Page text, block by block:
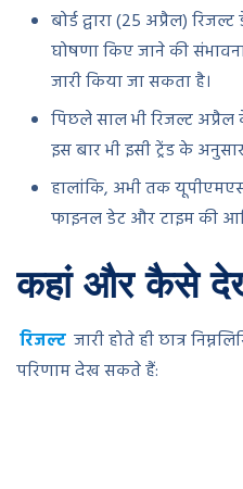
बोर्ड द्वारा (25 अप्रैल)
घोषणा किए जाने की
जारी किया जा सकता है।
पिछले साल भी रिजल्ट
इस बार भी इसी ट्रेंड के
हालांकि, अभी तक
फाइनल डेट और टाइम की
कहां और कैसे
रिजल्ट जारी होते ही छात्र
परिणाम देख सकते हैं: